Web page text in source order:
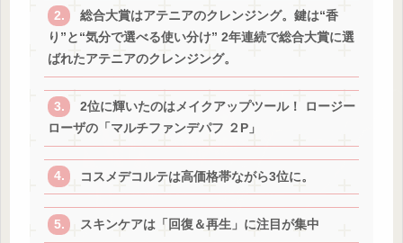
総合大賞はアテニアのクレンジング。鍵は“香
り”と“気分で選べる使い分け” 2年連続で総合大賞に選
ばれたアテニアのクレンジング。
2位に輝いたのはメイクアップツール！ ロージー
ローザの「マルチファンデパフ ２P」
コスメデコルテは高価格帯ながら3位に。
スキンケアは「回復＆再生」に注目が集中